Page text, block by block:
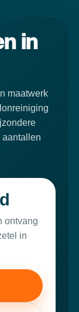
in
maatwerk
aantallen
ontvang
in